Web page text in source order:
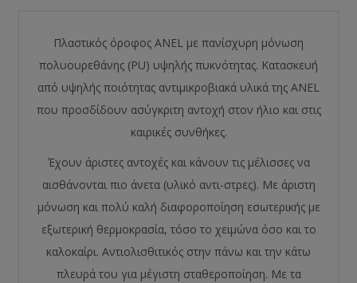
Πλαστικός όροφος ANEL με πανίσχυρη μόνωση
πολυουρεθάνης (PU) υψηλής πυκνότητας. Κατασκευή
από υψηλής ποιότητας αντιμικροβιακά υλικά της ANEL
που προσδίδουν ασύγκριτη αντοχή στον ήλιο και στις
καιρικές συνθήκες.
Έχουν άριστες αντοχές και κάνουν τις μέλισσες να
αισθάνονται πιο άνετα (υλικό αντι-στρες). Με άριστη
μόνωση και πολύ καλή διαφοροποίηση εσωτερικής με
εξωτερική θερμοκρασία, τόσο το χειμώνα όσο και το
καλοκαίρι. Αντιολισθιτικός στην πάνω και την κάτω
πλευρά του για μέγιστη σταθεροποίηση. Με τα